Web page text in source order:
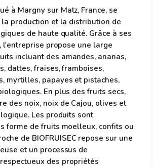
à Margny sur Matz, France, se
production et la distribution de
de haute qualité. Grâce à ses
l'entreprise propose une large
incluant des amandes, ananas,
dattes, fraises, framboises,
myrtilles, papayes et pistaches,
En plus des fruits secs,
des noix, noix de Cajou, olives et
Les produits sont
forme de fruits moelleux, confits ou
de BIOFRUISEC repose sur une
et un processus de
des propriétés